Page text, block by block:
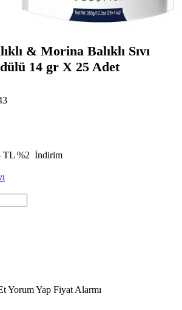
& Morina Balıklı Sıvı
14 gr X 25 Adet
TL %2 İndirim
Yorum Yap Fiyat Alarmı